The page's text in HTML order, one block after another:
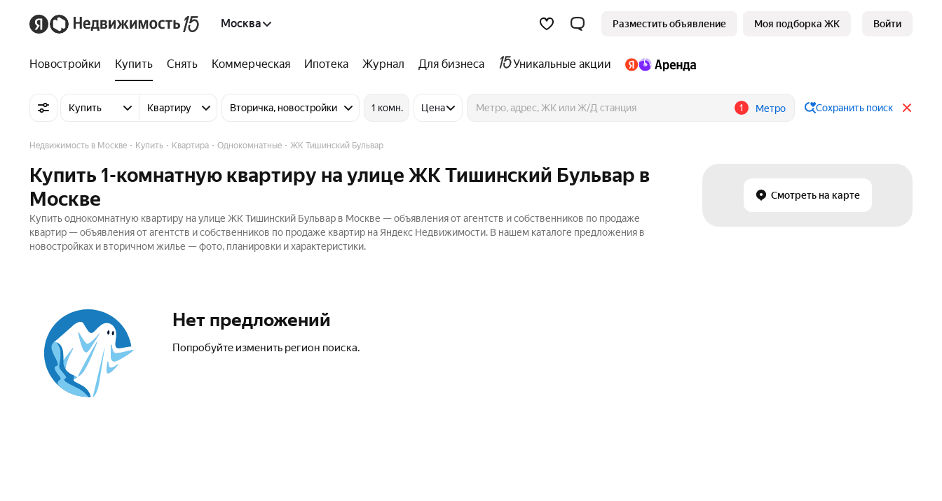
Москва Разместить объявление Моя подборка ЖК Войти
Новостройки Купить Снять Коммерческая Ипотека Журнал Для бизнеса Уникальные акции
Купить Квартиру Вторичка, новостройки 1 комн. Цена 1 Метро Сохранить поиск
Смотреть на карте
Недвижимость в Москве Купить Квартира Однокомнатные ЖК Тишинский Бульвар
Купить 1-комнатную квартиру на улице ЖК Тишинский Бульвар в
Москве
Купить однокомнатную квартиру на улице ЖК Тишинский Бульвар в Москве — объявления от агентств и собственников по продаже
квартир — объявления от агентств и собственников по продаже квартир на Яндекс Недвижимости. В нашем каталоге предложения в
новостройках и вторичном жилье — фото, планировки и характеристики.
Нет предложений
Попробуйте изменить регион поиска.